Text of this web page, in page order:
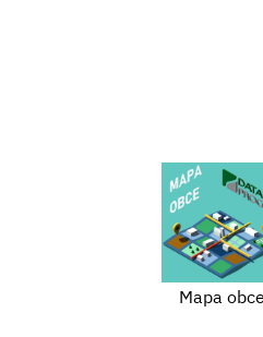
Mapa